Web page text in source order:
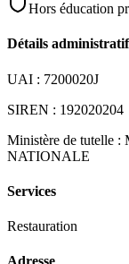
Hors éducation
Détails
UAI : 7200020J
SIREN : 192020204
Ministère de tutelle :
NATIONALE
Services
Restauration